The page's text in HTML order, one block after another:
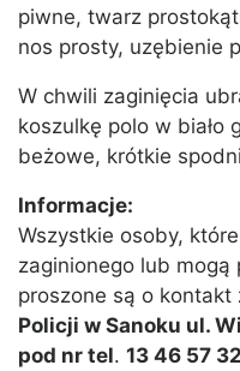
piwne, twarz
nos prosty, uzębienie
W chwili zaginięcia
koszulkę polo w biało
beżowe, krótkie
Informacje:
Wszystkie osoby,
zaginionego lub mogą
proszone są o kontakt
Policji w Sanoku ul.
pod nr tel. 13 46 57